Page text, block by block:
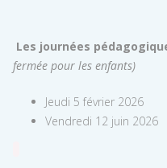
Les journées
fermée pour les enfants)
Jeudi 5 février 2026
Vendredi 12 juin 2026